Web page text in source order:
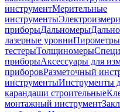
инструментМерительные
инструменты
приборыДальномеры
лазерные уровниПирометры
тестерыТолщиномеры
приборыАксессуары для
приборовРазметочный
инструментыИнструменты
карандаши строительные
монтажный инструмент